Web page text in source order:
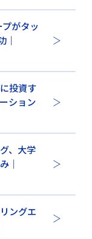
がタッ
｜
投資す
ション
、大学
｜
ングエ